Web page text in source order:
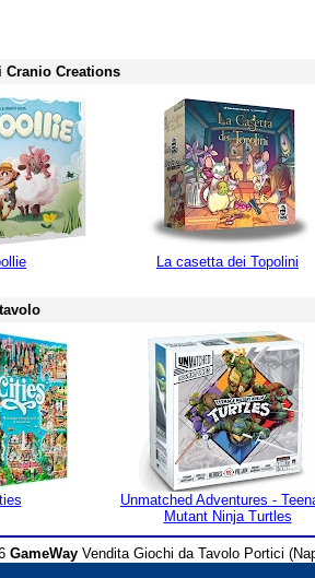
Creations
La casetta dei Topolini
Unmatched Adventures -
Mutant Ninja Turtles
GameWay Vendita Giochi da Tavolo Portici